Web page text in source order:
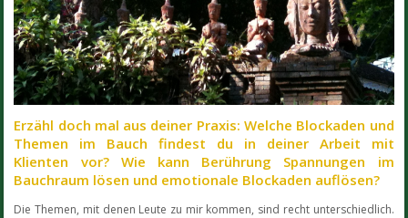
Erzähl doch mal aus deiner Praxis: Welche Blockaden und
Themen im Bauch findest du in deiner Arbeit mit
Klienten vor? Wie kann Berührung Spannungen im
Bauchraum lösen und emotionale Blockaden auflösen?
Die Themen, mit denen Leute zu mir kommen, sind recht unterschiedlich.